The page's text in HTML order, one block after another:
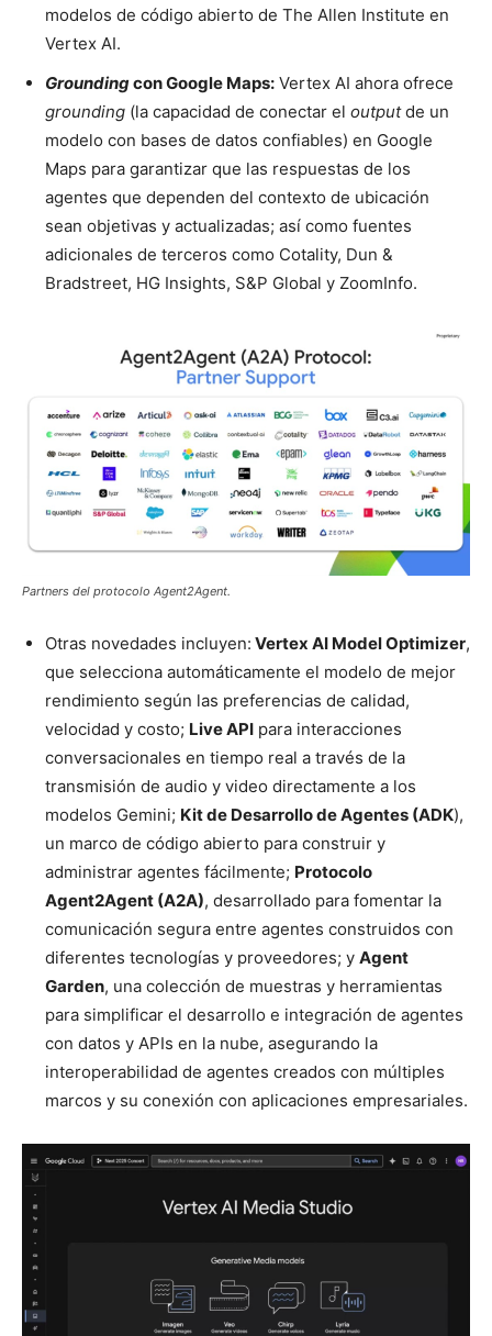
modelos de código abierto de The Allen Institute en
Vertex AI.
Groundingcon Google Maps: Vertex AI ahora ofrece
grounding (la capacidad de conectar el outputde un
modelo con bases de datos confiables) en Google
Maps para garantizar que las respuestas de los
agentes que dependen del contexto de ubicación
sean objetivas y actualizadas; así como fuentes
adicionales de terceros como Cotality, Dun &
Bradstreet, HG Insights, S&P Global y ZoomInfo.
Partners del protocolo Agent2Agent.
Otras novedades incluyen: Vertex AI Model Optimizer,
que selecciona automáticamente el modelo de mejor
rendimiento según las preferencias de calidad,
velocidad y costo; Live API para interacciones
conversacionales en tiempo real a través de la
transmisión de audio y video directamente a los
modelos Gemini; Kit de Desarrollo de Agentes (ADK),
un marco de código abierto para construir y
administrar agentes fácilmente; Protocolo
Agent2Agent (A2A), desarrollado para fomentar la
comunicación segura entre agentes construidos con
diferentes tecnologías y proveedores; y Agent
Garden, una colección de muestras y herramientas
para simplificar el desarrollo e integración de agentes
con datos y APIs en la nube, asegurando la
interoperabilidad de agentes creados con múltiples
marcos y su conexión con aplicaciones empresariales.